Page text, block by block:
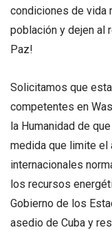
condiciones de vida
población y dejen al
Paz!
Solicitamos que
competentes en
la Humanidad de
medida que limite el
internacionales
los recursos
Gobierno de los
asedio de Cuba y